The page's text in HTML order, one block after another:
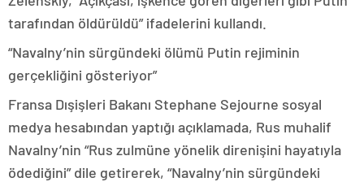
tarafından öldürüldü” ifadelerini kullandı.
“Navalny’nin sürgündeki ölümü Putin rejiminin
gerçekliğini gösteriyor”
Fransa Dışişleri Bakanı Stephane Sejourne sosyal
medya hesabından yaptığı açıklamada, Rus muhalif
Navalny’nin “Rus zulmüne yönelik direnişini hayatıyla
ödediğini” dile getirerek, “Navalny’nin sürgündeki